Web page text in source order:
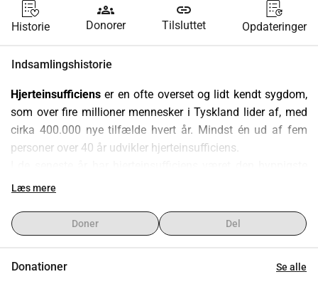
Historie
groups
Donorer
link
Tilsluttet Opdateringer
Indsamlingshistorie
Hjerteinsufficiens er en ofte overset og lidt kendt sygdom,
som over fire millioner mennesker i Tyskland lider af, med
cirka 400.000 nye tilfælde hvert år. Mindst én ud af fem
personer over 40 år udvikler hjerteinsufficiens.
årsag til indlæggelse på hospitalet. I 2023 lå
dødsårsager, foran alle former for kræft. Hjerteinsufficiens
er ikke helbredelig. Dødeligheden ligger i øjeblikket på 50%
Men hjerteinsufficiens kan behandles
. En tidlig diagnose
Læs mere
Doner Del
Donationer Se alle